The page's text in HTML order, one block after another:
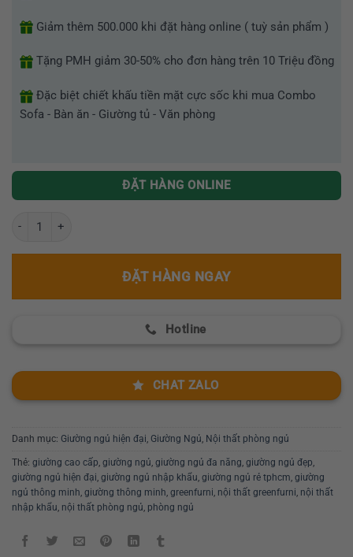
Giảm thêm 500.000 khi đặt hàng online ( tuỳ sản phẩm )
Tặng PMH giảm 30-50% cho đơn hàng trên 10 Triệu đồng
Đặc biệt chiết khấu tiền mặt cực sốc khi mua Combo
Sofa - Bàn ăn - Giường tủ - Văn phòng
ĐẶT HÀNG ONLINE
ĐẶT HÀNG NGAY
Hotline
CHAT ZALO
Danh mục: Giường ngủ hiện đại, Giường Ngủ, Nội thất phòng ngủ
Thẻ: giường cao cấp, giường ngủ, giường ngủ đa năng, giường ngủ đẹp,
giường ngủ hiện đại, giường ngủ nhập khẩu, giường ngủ rẻ tphcm, giường
ngủ thông minh, giường thông minh, greenfurni, nội thất greenfurni, nội thất
nhập khẩu, nội thất phòng ngủ, phòng ngủ